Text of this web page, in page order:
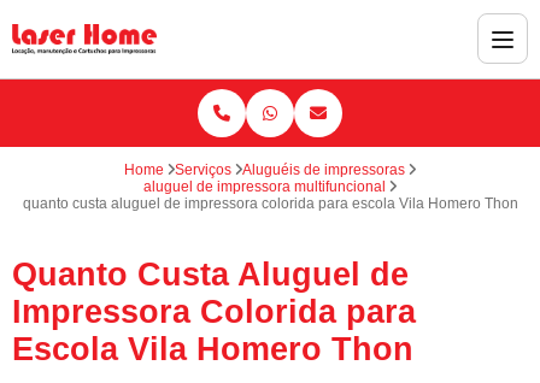
Home Serviços
Aluguéis de impressoras
aluguel de impressora multifuncional
quanto custa aluguel de impressora colorida para escola Vila Homero Thon
Quanto Custa Aluguel de
Impressora Colorida para
Escola Vila Homero Thon